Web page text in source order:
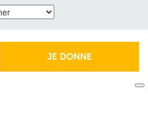
JE DONNE